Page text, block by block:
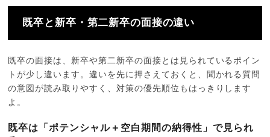
既卒と新卒・第二新卒の面接の違い
既卒の面接は、新卒や第二新卒の面接とは見られているポイン
トが少し違います。違いを先に押さえておくと、聞かれる質問
の意図が読み取りやすく、対策の優先順位もはっきりします
よ。
既卒は「ポテンシャル＋空白期間の納得性」で見られ